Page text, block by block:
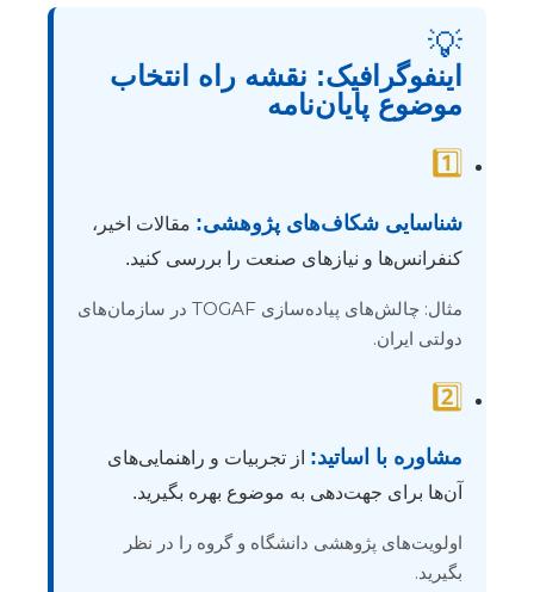
💡
اینفوگرافیک: نقشه راه انتخاب
موضوع پایان‌نامه
1️⃣
شناسایی شکاف‌های پژوهشی: مقالات اخیر،
کنفرانس‌ها و نیازهای صنعت را بررسی کنید.
مثال: چالش‌های پیاده‌سازی TOGAF در سازمان‌های
دولتی ایران.
2️⃣
مشاوره با اساتید: از تجربیات و راهنمایی‌های
آن‌ها برای جهت‌دهی به موضوع بهره بگیرید.
اولویت‌های پژوهشی دانشگاه و گروه را در نظر
بگیرید.